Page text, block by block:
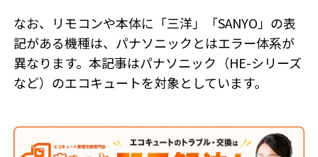
なお、リモコンや本体に「三洋」「SANYO」の表
記がある機種は、パナソニックとはエラー体系が
異なります。本記事はパナソニック（HE-シリーズ
など）のエコキュートを対象としています。